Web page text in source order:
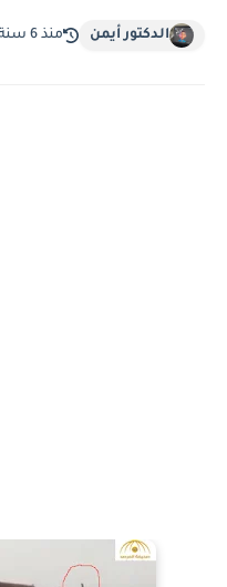
الدكتور أيمن منذ 6 سنة